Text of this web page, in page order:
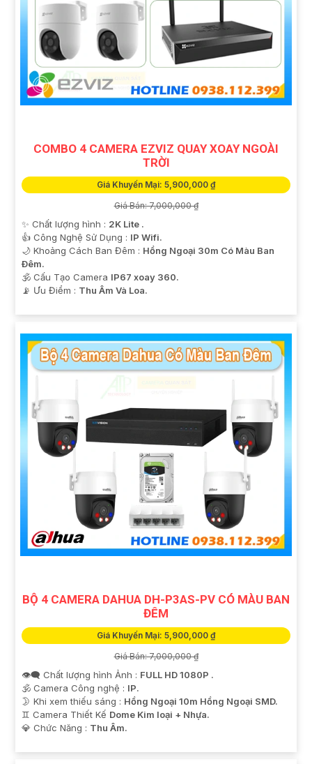
công trong việc tiếp cận khách hàng và tăng cơ hội
bán hàng của bạn. Nếu có bất kỳ yêu cầu hay câu hỏi
nào khác, bạn có thể chia sẻ để tôi hỗ trợ bạn tốt hơn!
COMBO 4 CAMERA EZVIZ QUAY XOAY NGOÀI
TRỜI
Giá Khuyến Mại: 5,900,000 ₫
Giá Bán: 7,000,000 ₫
✨ Chất lượng hình : 2K Lite .
👍 Công Nghệ Sử Dụng : IP Wifi.
🌙 Khoảng Cách Ban Đêm : Hồng Ngoại 30m Có Màu Ban
Ðêm.
🕉️ Cấu Tạo Camera IP67 xoay 360.
️📡 Ưu Điểm : Thu Âm Và Loa.
BỘ 4 CAMERA DAHUA DH-P3AS-PV CÓ MÀU BAN
ĐÊM
Giá Khuyến Mại: 5,900,000 ₫
Giá Bán: 7,000,000 ₫
👁️‍🗨 Chất lượng hình Ảnh : FULL HD 1080P .
🕉️ Camera Công nghệ : IP.
🌛 Khi xem thiếu sáng : Hồng Ngoại 10m Hồng Ngoại SMD.
♊ Camera Thiết Kế Dome Kim loại + Nhựa.
️💎 Chức Năng : Thu Âm.